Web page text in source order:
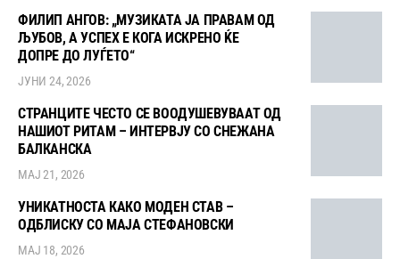
ФИЛИП АНГОВ: „МУЗИКАТА ЈА ПРАВАМ ОД
ЉУБОВ, А УСПЕХ Е КОГА ИСКРЕНО ЌЕ
ДОПРЕ ДО ЛУЃЕТО“
ЈУНИ 24, 2026
СТРАНЦИТЕ ЧЕСТО СЕ ВООДУШЕВУВААТ ОД
НАШИОТ РИТАМ – ИНТЕРВЈУ СО СНЕЖАНА
БАЛКАНСКА
МАЈ 21, 2026
УНИКАТНОСТА КАКО МОДЕН СТАВ –
ОДБЛИСКУ СО МАЈА СТЕФАНОВСКИ
МАЈ 18, 2026